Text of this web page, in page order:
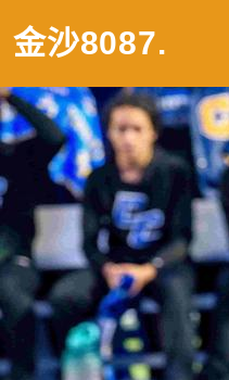
金沙8087.